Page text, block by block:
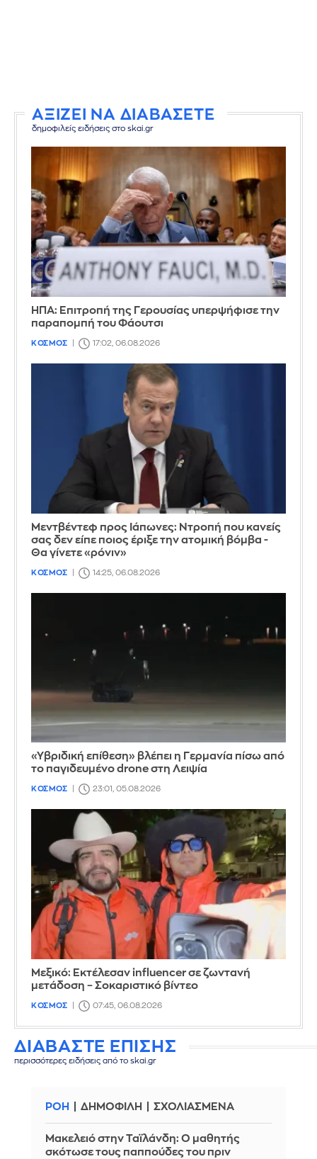
ΑΞΙΖΕΙ ΝΑ ΔΙΑΒΑΣΕΤΕ
δημοφιλείς ειδήσεις στο skai.gr
ΗΠΑ: Επιτροπή της Γερουσίας υπερψήφισε την
παραπομπή του Φάουτσι
ΚΟΣΜΟΣ 17:02, 06.08.2026
Μεντβέντεφ προς Ιάπωνες: Ντροπή που κανείς
σας δεν είπε ποιος έριξε την ατομική βόμβα -
Θα γίνετε «ρόνιν»
ΚΟΣΜΟΣ 14:25, 06.08.2026
«Υβριδική επίθεση» βλέπει η Γερμανία πίσω από
το παγιδευμένο drone στη Λειψία
ΚΟΣΜΟΣ 23:01, 05.08.2026
Μεξικό: Εκτέλεσαν influencer σε ζωντανή
μετάδοση – Σοκαριστικό βίντεο
ΚΟΣΜΟΣ 07:45, 06.08.2026
ΔΙΑΒΑΣΤΕ ΕΠΙΣΗΣ
περισσότερες ειδήσεις από το skai.gr
ΡΟΗ ΔΗΜΟΦΙΛΗ ΣΧΟΛΙΑΣΜΕΝΑ
Μακελειό στην Ταϊλάνδη: Ο μαθητής
σκότωσε τους παππούδες του πριν